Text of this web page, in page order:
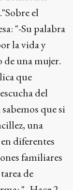
el
"-Su palabra
la vida y
de una mujer.
que
del
que si
una
diferentes
familiares
de